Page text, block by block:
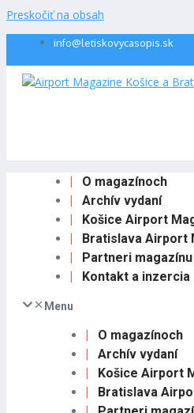
Preskočiť na obsah
info@letiskovycasopis.sk
O magazínoch
Archív vydaní
Košice Airport
Bratislava Airport
Partneri magazínu
Kontakt a inzercia
Menu
O magazínoch
Archív vydaní
Košice Airport
Bratislava